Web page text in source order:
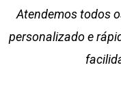
Atendemos todos
personalizado e